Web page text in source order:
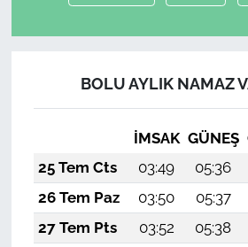
BOLU AYLIK NAMAZ
İMSAK GÜNEŞ
25 Tem Cts
03:49 05:36
26 Tem Paz
03:50 05:37
27 Tem Pts
03:52 05:38